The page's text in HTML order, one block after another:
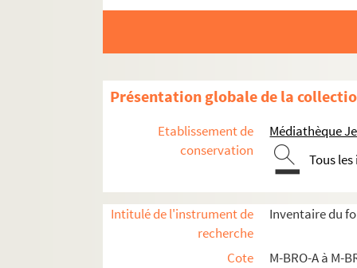
Présentation globale de la
Etablissement de
conservation
Médiathèque
Tous
Intitulé de l'instrument de
recherche
Inventaire du
Cote
M-BRO-A à M-
M-BRO. Brochures du fonds Mahieu
M-DOC. Documents du fonds Mahieu